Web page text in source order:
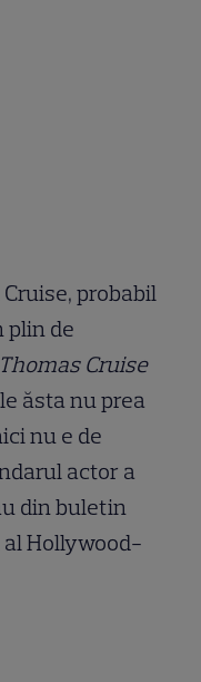
probabil
plin de
Thomas Cruise
ăsta nu prea
nu e de
actor a
din buletin
Hollywood-